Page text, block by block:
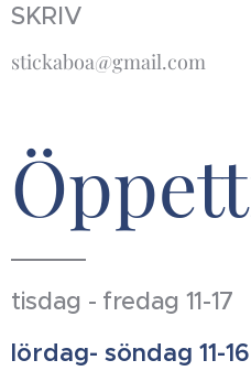
SKRIV
stickaboa@gmail.com
tisdag - fredag 11-17
lördag- söndag 11-16